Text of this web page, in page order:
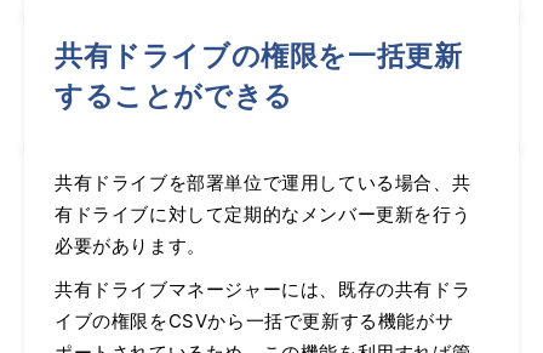
共有ドライブの権限を一括更新
することができる
共有ドライブを部署単位で運用している場合、共
有ドライブに対して定期的なメンバー更新を行う
必要があります。
共有ドライブマネージャーには、既存の共有ドラ
イブの権限をCSVから一括で更新する機能がサ